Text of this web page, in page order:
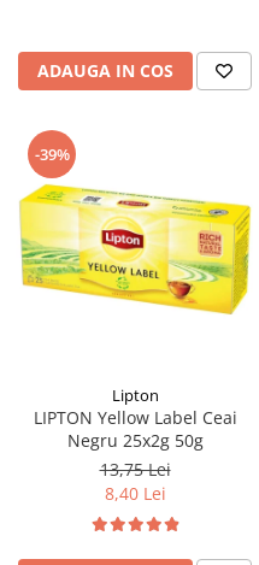
ADAUGA IN COS
-39%
Lipton
LIPTON Yellow Label Ceai
Negru 25x2g 50g
13,75 Lei
8,40 Lei